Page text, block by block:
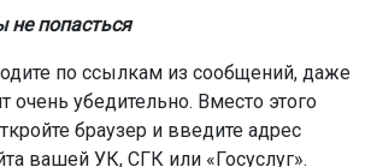
не попасться
по ссылкам из сообщений, даже
очень убедительно. Вместо этого
браузер и введите адрес
вашей УК, СГК или «Госуслуг».